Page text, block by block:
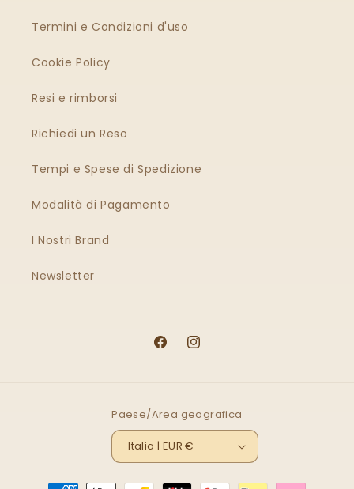
Termini e Condizioni d'uso
Cookie Policy
Resi e rimborsi
Richiedi un Reso
Tempi e Spese di Spedizione
Modalità di Pagamento
I Nostri Brand
Newsletter
FacebookInstagram
Paese/Area geografica
Italia | EUR €
Metodi